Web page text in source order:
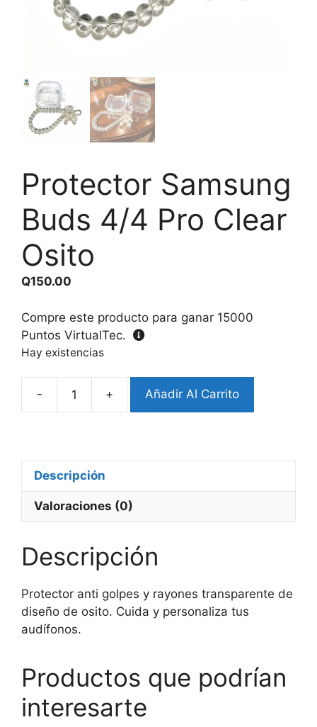
Protector Samsung
Buds 4/4 Pro Clear
Osito
Q150.00
Compre este producto para ganar 15000
Puntos VirtualTec.
Hay existencias
-
Protector
Clear
Osito
cantidad
+ Añadir Al Carrito
Descripción
Valoraciones (0)
Descripción
Protector anti golpes y rayones transparente de
diseño de osito. Cuida y personaliza tus
audífonos.
Productos que podrían
interesarte